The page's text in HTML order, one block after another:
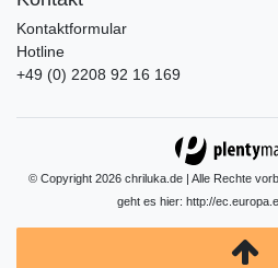
Kontaktformular
Hotline
+49 (0) 2208 92 16 169
© Copyright 2026 chriluka.de | Alle Rechte
geht es hier: http://